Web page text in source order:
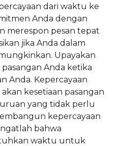
dari waktu ke
Anda dengan
merespon pesan tepat
jika Anda dalam
Upayakan
Anda ketika
Anda. Kepercayaan
kesetiaan pasangan
yang tidak perlu
kepercayaan
bahwa
waktu untuk